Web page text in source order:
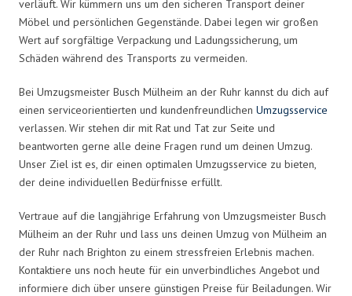
verläuft. Wir kümmern uns um den sicheren Transport deiner
Möbel und persönlichen Gegenstände. Dabei legen wir großen
Wert auf sorgfältige Verpackung und Ladungssicherung, um
Schäden während des Transports zu vermeiden.
Bei Umzugsmeister Busch Mülheim an der Ruhr kannst du dich auf
einen serviceorientierten und kundenfreundlichen Umzugsservice
verlassen. Wir stehen dir mit Rat und Tat zur Seite und
beantworten gerne alle deine Fragen rund um deinen Umzug.
Unser Ziel ist es, dir einen optimalen Umzugsservice zu bieten,
der deine individuellen Bedürfnisse erfüllt.
Vertraue auf die langjährige Erfahrung von Umzugsmeister Busch
Mülheim an der Ruhr und lass uns deinen Umzug von Mülheim an
der Ruhr nach Brighton zu einem stressfreien Erlebnis machen.
Kontaktiere uns noch heute für ein unverbindliches Angebot und
informiere dich über unsere günstigen Preise für Beiladungen. Wir